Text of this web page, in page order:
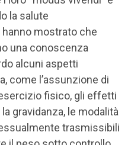
la salute
mostrato che
una conoscenza
alcuni aspetti
come l’assunzione di
fisico, gli effetti
gravidanza, le modalità
trasmissibili